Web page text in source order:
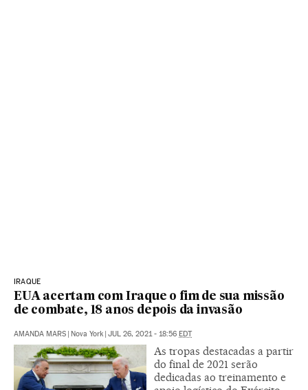
IRAQUE
EUA acertam com Iraque o fim de sua missão
de combate, 18 anos depois da invasão
AMANDA MARS Nova York JUL 26, 2021 - 18:56 EDT
As tropas destacadas a partir
do final de 2021 serão
dedicadas ao treinamento e